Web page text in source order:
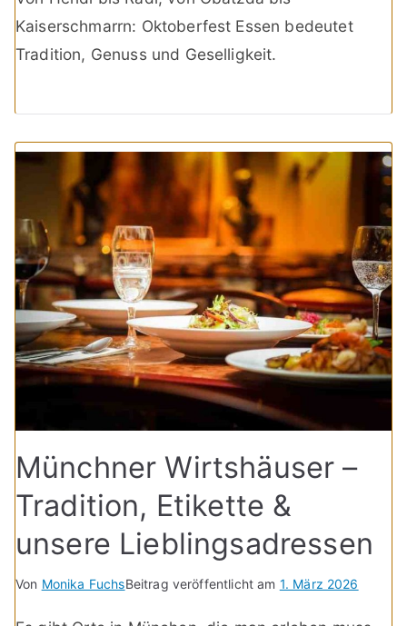
Kaiserschmarrn: Oktoberfest Essen bedeutet
Tradition, Genuss und Geselligkeit.
Münchner Wirtshäuser –
Tradition, Etikette &
unsere Lieblingsadressen
Von Monika FuchsBeitrag veröffentlicht am 1. März 2026